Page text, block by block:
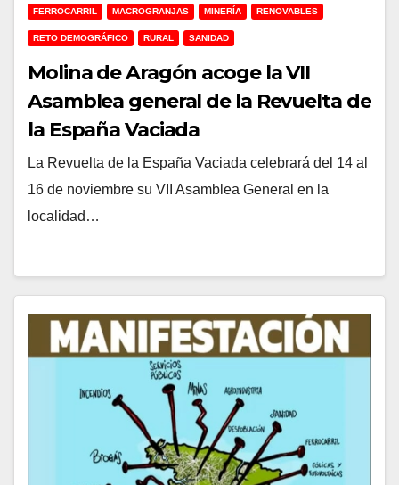
FERROCARRIL MACROGRANJAS MINERÍA RENOVABLES
RETO DEMOGRÁFICO RURAL SANIDAD
Molina de Aragón acoge la VII
Asamblea general de la Revuelta de
la España Vaciada
La Revuelta de la España Vaciada celebrará del 14 al
16 de noviembre su VII Asamblea General en la
localidad…